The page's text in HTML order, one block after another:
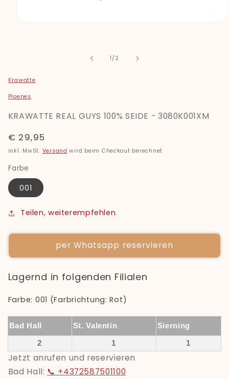
1 /von
2
Krawatte
Ploenes
KRAWATTE REAL GUYS 100% SEIDE - 3080K001XM
Normaler
Preis
€ 29,95
inkl. MwSt. Versand wird beim Checkout berechnet
Farbe
001
Teilen, weiterempfehlen
per Whatsapp reservieren
Lagernd in folgenden Filialen
Farbe: 001 (Farbrichtung: Rot)
Bad Hall St. Valentin Sierning
2 1 1
Jetzt anrufen und reservieren
Bad Hall: 📞 +4372587501100